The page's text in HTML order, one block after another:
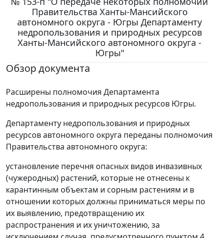
Правительства Ханты-Мансийского
автономного округа - Югры Департаменту
недропользования и природных ресурсов
Ханты-Мансийского автономного округа -
Югры"
Обзор документа
Расширены полномочия Департамента
недропользования и природных ресурсов Югры.
Департаменту недропользования и природных
ресурсов автономного округа переданы полномочия
Правительства автономного округа:
установление перечня опасных видов инвазивных
(чужеродных) растений, которые не отнесены к
карантинным объектам и сорным растениям и в
отношении которых должны приниматься меры по
их выявлению, предотвращению их
распространения и их уничтожению, за